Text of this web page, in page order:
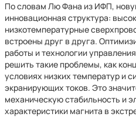
По словам Лю Фана из ИФП,
инновационная структура:
низкотемпературные
встроены друг в друга.
работы и технологии
решить такие проблемы, как
условиях низких температур и
экранирующих токов. Это
механическую стабильность и
характеристики магнита в